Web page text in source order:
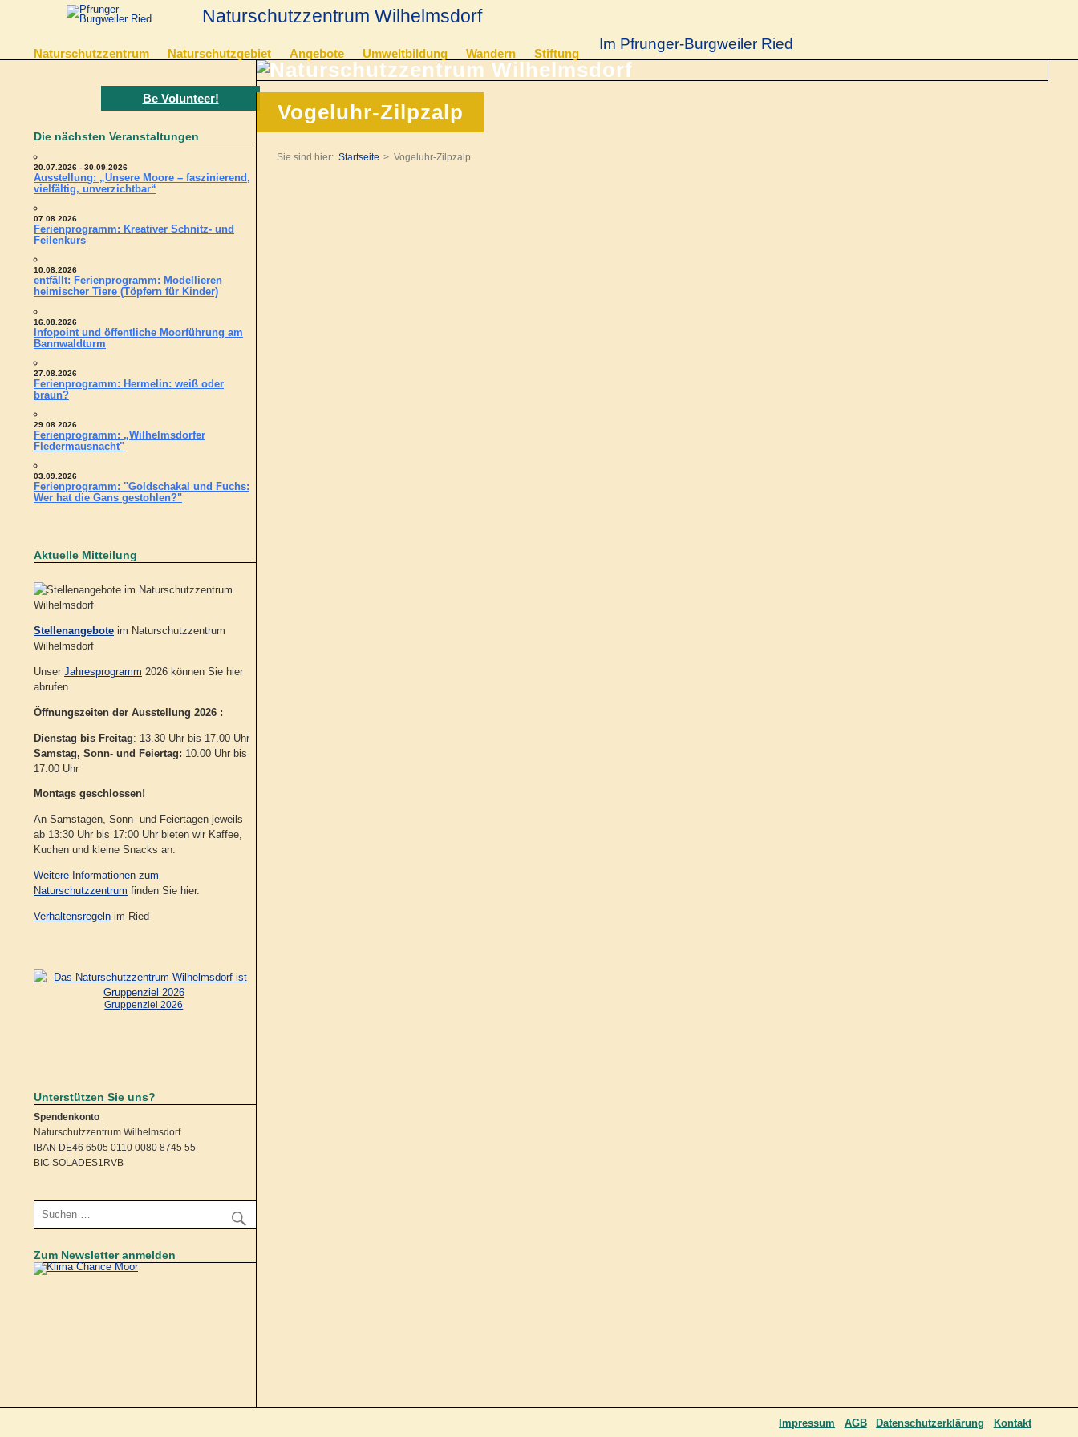
Naturschutzzentrum Wilhelmsdorf
Im Pfrunger-Burgweiler Ried
Naturschutzzentrum Naturschutzgebiet Angebote Umweltbildung Wandern Stiftung
Vogeluhr-Zilpzalp
Sie sind hier: Startseite Vogeluhr-Zilpzalp
Be Volunteer!
Die nächsten Veranstaltungen
20.07.2026 - 30.09.2026
Ausstellung: „Unsere Moore – faszinierend,
vielfältig, unverzichtbar“
07.08.2026
Ferienprogramm: Kreativer Schnitz- und
Feilenkurs
10.08.2026
entfällt: Ferienprogramm: Modellieren
heimischer Tiere (Töpfern für Kinder)
16.08.2026
Infopoint und öffentliche Moorführung am
Bannwaldturm
27.08.2026
Ferienprogramm: Hermelin: weiß oder
braun?
29.08.2026
Ferienprogramm: „Wilhelmsdorfer
Fledermausnacht"
03.09.2026
Ferienprogramm: "Goldschakal und Fuchs:
Wer hat die Gans gestohlen?"
Aktuelle Mitteilung
Stellenangebote im Naturschutzzentrum
Wilhelmsdorf
Unser Jahresprogramm 2026 können Sie hier
abrufen.
Öffnungszeiten der Ausstellung 2026 :
Dienstag bis Freitag: 13.30 Uhr bis 17.00 Uhr
Samstag, Sonn- und Feiertag: 10.00 Uhr bis
17.00 Uhr
Montags geschlossen!
An Samstagen, Sonn- und Feiertagen jeweils
ab 13:30 Uhr bis 17:00 Uhr bieten wir Kaffee,
Kuchen und kleine Snacks an.
Weitere Informationen zum
Naturschutzzentrum finden Sie hier.
Verhaltensregeln im Ried
Gruppenziel 2026
Unterstützen Sie uns?
Spendenkonto
Naturschutzzentrum Wilhelmsdorf
IBAN DE46 6505 0110 0080 8745 55
BIC SOLADES1RVB
Zum Newsletter anmelden
Kontakt
Datenschutzerklärung
AGB
Impressum